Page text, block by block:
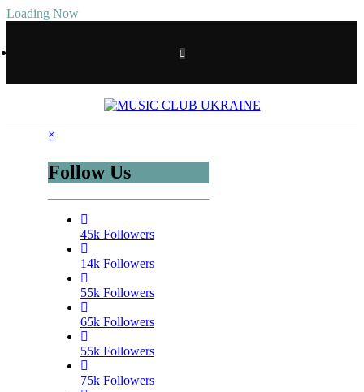
Перейти
Loading Now
×
Follow Us
45k Followers
14k Followers
55k Followers
65k Followers
55k Followers
75k Followers